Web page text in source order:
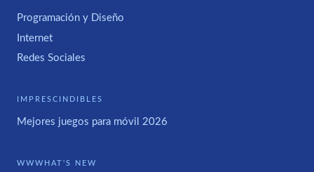
Programación y Diseño
Internet
Redes Sociales
IMPRESCINDIBLES
Mejores juegos para móvil 2026
WWWHAT'S NEW